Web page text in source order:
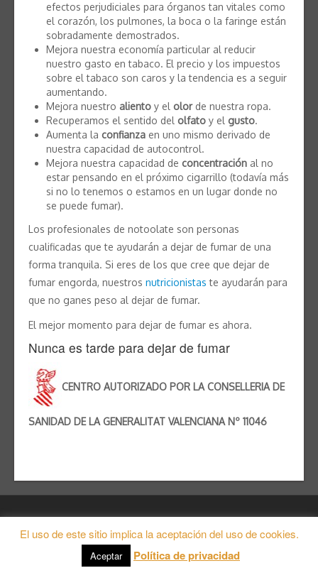
efectos perjudiciales para órganos tan vitales como
el corazón, los pulmones, la boca o la faringe están
sobradamente demostrados.
Mejora nuestra economía particular al reducir
nuestro gasto en tabaco. El precio y los impuestos
sobre el tabaco son caros y la tendencia es a seguir
aumentando.
Mejora nuestro aliento y el olorde nuestra ropa.
Recuperamos el sentido del olfato y el gusto.
Aumenta la confianza en uno mismo derivado de
nuestra capacidad de autocontrol.
Mejora nuestra capacidad de concentración al no
estar pensando en el próximo cigarrillo (todavía más
si no lo tenemos o estamos en un lugar donde no
se puede fumar).
Los profesionales de notoolate son personas
cualificadas que te ayudarán a dejar de fumar de una
forma tranquila. Si eres de los que cree que dejar de
fumar engorda, nuestros nutricionistas te ayudarán para
que no ganes peso al dejar de fumar.
El mejor momento para dejar de fumar es ahora.
Nunca es tarde para dejar de fumar
CENTRO AUTORIZADO POR LA CONSELLERIA DE
SANIDAD DE LA GENERALITAT VALENCIANA Nº 11046
Theme in Progress| Proudly powered by WordPress
El uso de este sitio implica la aceptación del uso de cookies.
Aceptar Política de privacidad